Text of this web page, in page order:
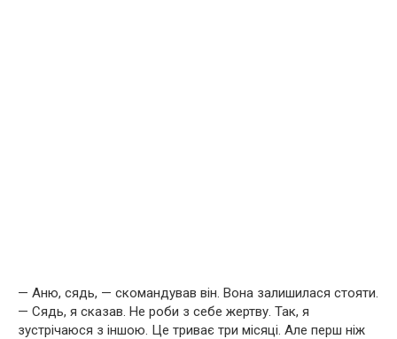
— Аню, сядь, — скомандував він. Вона залишилася стояти.
— Сядь, я сказав. Не роби з себе жертву. Так, я
зустрічаюся з іншою. Це триває три місяці. Але перш ніж